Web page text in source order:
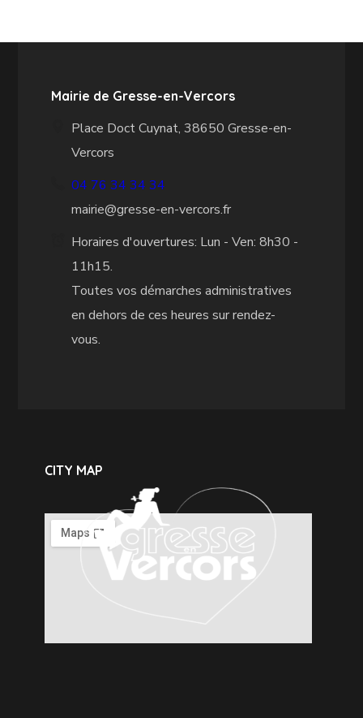
Mairie de Gresse-en-Vercors
Place Doct Cuynat, 38650 Gresse-en-
Vercors
04 76 34 34 34
mairie@gresse-en-vercors.fr
Horaires d'ouvertures: Lun - Ven: 8h30 -
11h15.
Toutes vos démarches administratives
en dehors de ces heures sur rendez-
vous.
CITY MAP